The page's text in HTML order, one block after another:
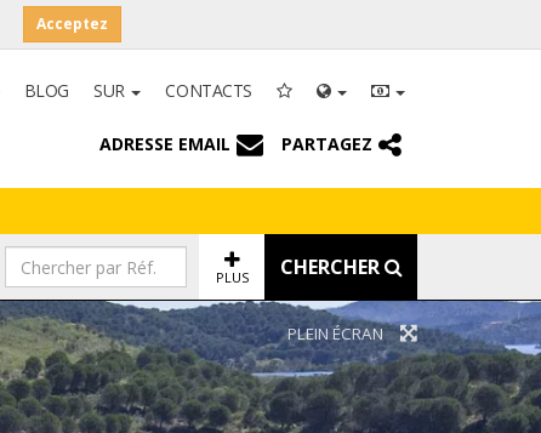
Acceptez
BLOG SUR CONTACTS
ADRESSE EMAIL PARTAGEZ
PLUS CHERCHER
PLEIN ÉCRAN